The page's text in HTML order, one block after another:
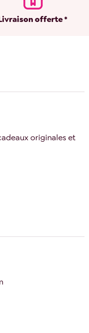
offerte *
originales et